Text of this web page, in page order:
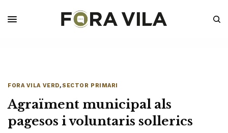
FORA VILA VERD,SECTOR PRIMARI
Agraïment municipal als
pagesos i voluntaris sollerics